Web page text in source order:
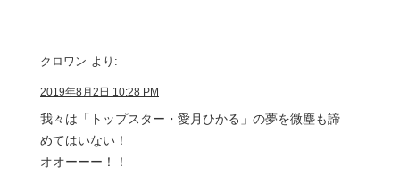
クロワン より:
2019年8月2日 10:28 PM
我々は「トップスター・愛月ひかる」の夢を微塵も諦
めてはいない！
オオーーー！！